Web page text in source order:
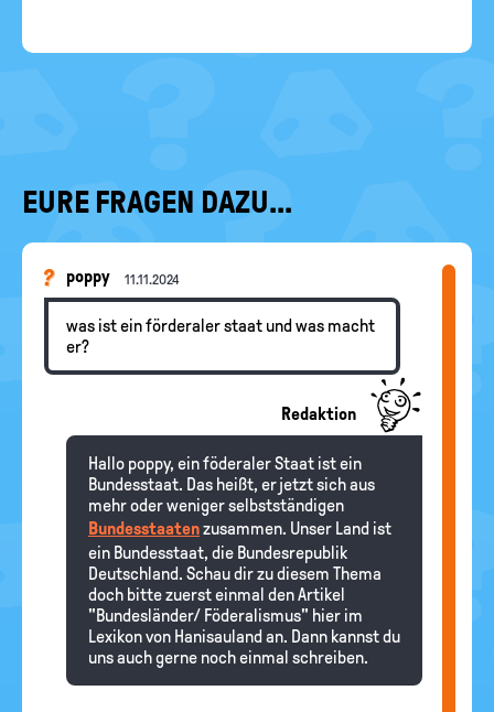
EURE FRAGEN DAZU...
poppy 11.11.2024
was ist ein förderaler staat und was macht
er?
Redaktion
Hallo poppy, ein föderaler Staat ist ein
Bundesstaat. Das heißt, er jetzt sich aus
mehr oder weniger selbstständigen
Bundesstaatenzusammen. Unser Land ist
ein Bundesstaat, die Bundesrepublik
Deutschland. Schau dir zu diesem Thema
doch bitte zuerst einmal den Artikel
"Bundesländer/ Föderalismus" hier im
Lexikon von Hanisauland an. Dann kannst du
uns auch gerne noch einmal schreiben.